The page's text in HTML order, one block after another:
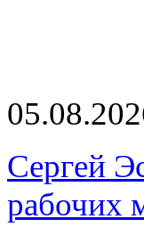
Сергей
рабочих